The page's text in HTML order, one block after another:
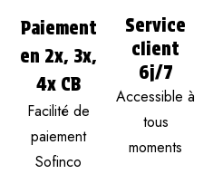
Paiement
en 2x, 3x,
4x CB
Facilité de
paiement
Sofinco
Service
client
6j/7
Accessible à
tous
moments